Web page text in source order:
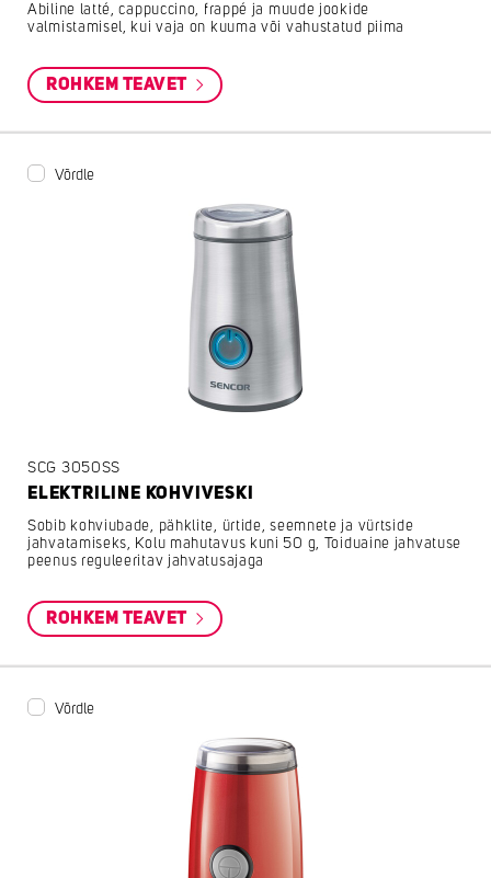
Abiline latté, cappuccino, frappé ja muude jookide
valmistamisel, kui vaja on kuuma või vahustatud piima
ROHKEM TEAVET
Võrdle
SCG 3050SS
ELEKTRILINE KOHVIVESKI
Sobib kohviubade, pähklite, ürtide, seemnete ja vürtside
jahvatamiseks, Kolu mahutavus kuni 50 g, Toiduaine jahvatuse
peenus reguleeritav jahvatusajaga
ROHKEM TEAVET
Võrdle